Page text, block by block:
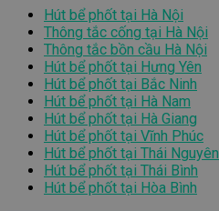
Hút bể phốt tại Hà Nội
Thông tắc cống tại Hà Nội
Thông tắc bồn cầu Hà Nội
Hút bể phốt tại Hưng Yên
Hút bể phốt tại Bắc Ninh
Hút bể phốt tại Hà Nam
Hút bể phốt tại Hà Giang
Hút bể phốt tại Vĩnh Phúc
Hút bể phốt tại Thái Nguyên
Hút bể phốt tại Thái Bình
Hút bể phốt tại Hòa Bình